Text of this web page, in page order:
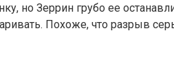
но Зеррин грубо ее
Похоже, что разрыв